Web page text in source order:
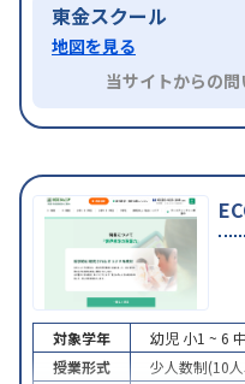
東金スクール
地図を見る
当サイトからの
対象学年 幼児 小1 ~ 6
授業形式
少人数制(10